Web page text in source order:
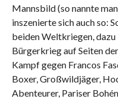
Mannsbild (so nannte
inszenierte sich auch so:
beiden Weltkriegen,
Bürgerkrieg auf Seiten
Kampf gegen Francos
Boxer, Großwildjäger,
Abenteurer, Pariser